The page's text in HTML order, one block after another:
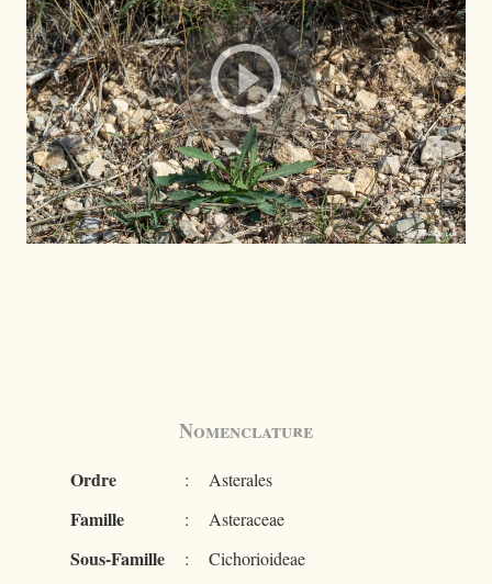
Nomenclature
Ordre : Asterales
Famille : Asteraceae
Sous-Famille : Cichorioideae